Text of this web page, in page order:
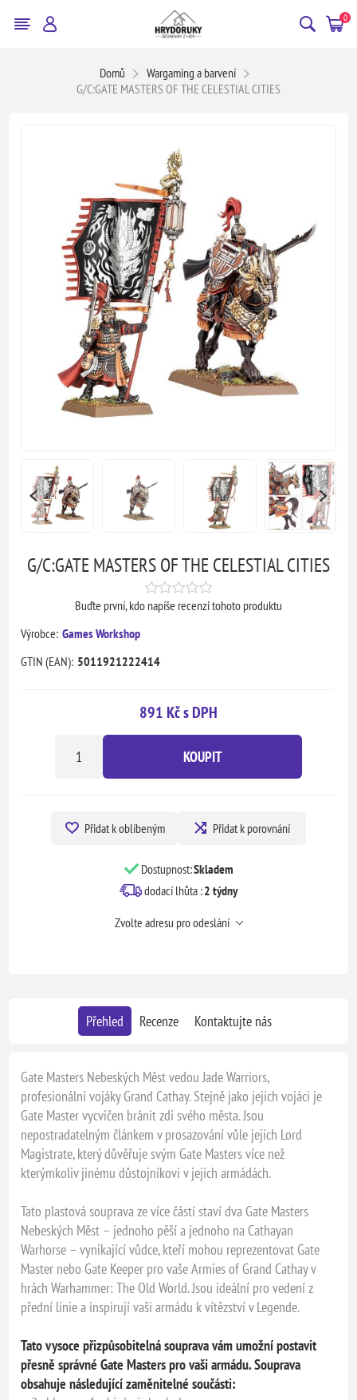
0
Domů
Wargaming a barvení
G/C:GATE MASTERS OF THE CELESTIAL CITIES
G/C:GATE MASTERS OF THE CELESTIAL CITIES
Buďte první, kdo napíše recenzi tohoto produktu
Výrobce: Games Workshop
GTIN (EAN): 5011921222414
891 Kč s DPH
KOUPIT
Přidat k oblíbeným Přidat k porovnání
Dostupnost:Skladem
dodací lhůta :2 týdny
Zvolte adresu pro odeslání
Přehled Recenze Kontaktujte nás
Gate Masters Nebeských Měst vedou Jade Warriors,
profesionální vojáky Grand Cathay. Stejně jako jejich vojáci je
Gate Master vycvičen bránit zdi svého města. Jsou
nepostradatelným článkem v prosazování vůle jejich Lord
Magistrate, který důvěřuje svým Gate Masters více než
kterýmkoliv jinému důstojníkovi v jejich armádách.
Tato plastová souprava ze více částí staví dva Gate Masters
Nebeských Měst – jednoho pěší a jednoho na Cathayan
Warhorse – vynikající vůdce, kteří mohou reprezentovat Gate
Master nebo Gate Keeper pro vaše Armies of Grand Cathay v
hrách Warhammer: The Old World. Jsou ideální pro vedení z
přední linie a inspirují vaši armádu k vítězství v Legende.
Tato vysoce přizpůsobitelná souprava vám umožní postavit
přesně správné Gate Masters pro vaši armádu. Souprava
obsahuje následující zaměnitelné součásti: